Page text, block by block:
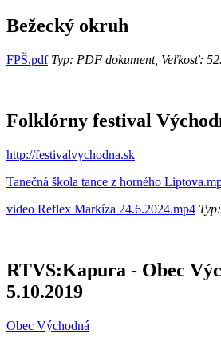
Bežecký okruh
FPŠ.pdfTyp: PDF dokument, Veľkosť:
Folklórny festival
http://festivalvychodna.sk
Tanečná škola tance z horného
video Reflex Markíza 24.6.2024.mp4
RTVS:Kapura - Obec
5.10.2019
Obec Východná